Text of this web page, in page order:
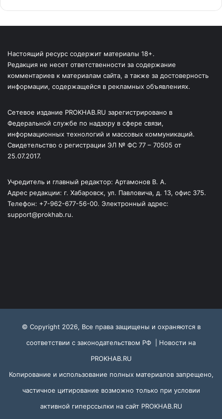
Настоящий ресурс содержит материалы 18+.
Редакция не несет ответственности за содержание
комментариев к материалам сайта, а также за достоверность
информации, содержащейся в рекламных объявлениях.
Сетевое издание PROKHAB.RU зарегистрировано в
Федеральной службе по надзору в сфере связи,
информационных технологий и массовых коммуникаций.
Свидетельство о регистрации ЭЛ № ФС 77 – 70505 от
25.07.2017.
Учредитель и главный редактор: Артамонов В. А.
Адрес редакции: г. Хабаровск, ул. Павловича, д. 13, офис 375.
Телефон: +7-962-677-56-00. Электронный адрес:
support@prokhab.ru.
© Copyright 2026, Все права защищены и охраняются в
соответствии с законодательством РФ | Новости на
PROKHAB.RU
Копирование и использование полных материалов запрещено,
частичное цитирование возможно только при условии
активной гиперссылки на сайт PROKHAB.RU